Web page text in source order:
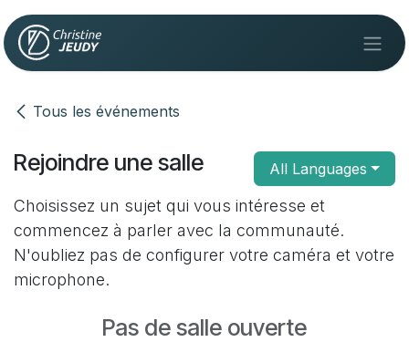
Se rendre au contenu
Tous les événements
Rejoindre une salle All Languages
Choisissez un sujet qui vous intéresse et
commencez à parler avec la communauté.
N'oubliez pas de configurer votre caméra et votre
microphone.
Pas de salle ouverte